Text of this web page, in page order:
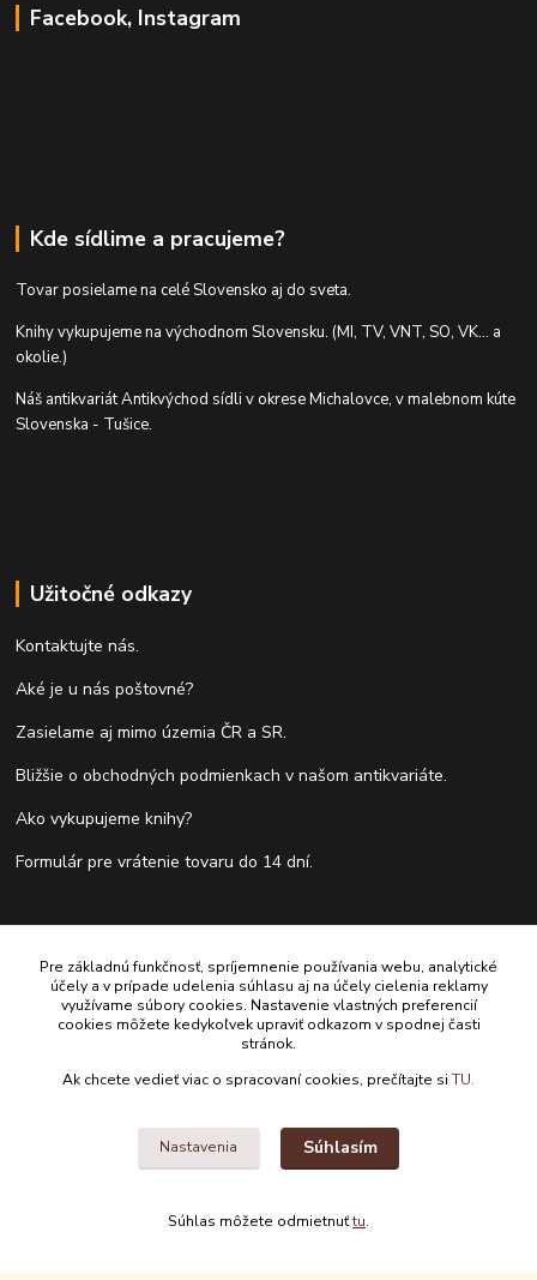
Facebook, Instagram
Kde sídlime a pracujeme?
Tovar posielame na celé Slovensko aj do sveta.
Knihy vykupujeme na východnom Slovensku. (MI, TV, VNT, SO, VK... a
okolie.)
Náš antikvariát Antikvýchod sídli v okrese Michalovce, v malebnom kúte
Slovenska - Tušice.
Užitočné odkazy
Kontaktujte nás.
Aké je u nás poštovné?
Zasielame aj mimo územia ČR a SR.
Bližšie o obchodných podmienkach v našom antikvariáte.
Ako vykupujeme knihy?
Formulár pre vrátenie tovaru do 14 dní.
Antikvariát Antikvýchod
Pre základnú funkčnosť, spríjemnenie používania webu, analytické
účely a v prípade udelenia súhlasu aj na účely cielenia reklamy
využívame súbory cookies. Nastavenie vlastných preferencií
cookies môžete kedykoľvek upraviť odkazom v spodnej časti
stránok.
Ak chcete vedieť viac o spracovaní cookies, prečítajte siTU.
Nastavenia Súhlasím
Súhlas môžete odmietnuťtu.